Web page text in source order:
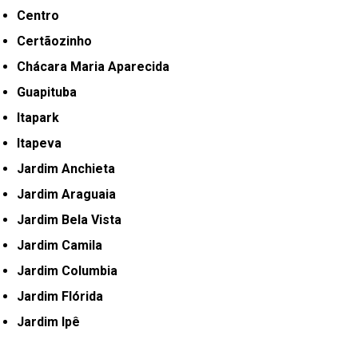
Centro
Certãozinho
Chácara Maria Aparecida
Guapituba
Itapark
Itapeva
Jardim Anchieta
Jardim Araguaia
Jardim Bela Vista
Jardim Camila
Jardim Columbia
Jardim Flórida
Jardim Ipê